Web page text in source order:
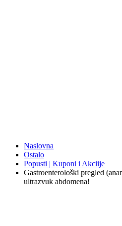
Naslovna
Ostalo
Popusti | Kuponi i Akciije
Gastroenterološki pregled
ultrazvuk abdomena!